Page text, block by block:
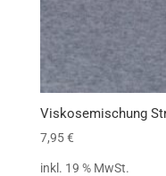
Viskosemischung
7,95€
inkl. 19 % MwSt.